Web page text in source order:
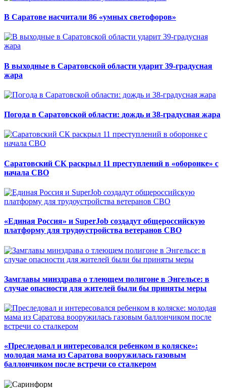
В Саратове насчитали 86 «умных светофоров»
В выходные в Саратовской области ударит 39-градусная
жара
Погода в Саратовской области: дождь и 38-градусная жара
Саратовский СК раскрыл 11 преступлений в «оборонке» с
начала СВО
«Единая Россия» и SuperJob создадут общероссийскую
платформу для трудоустройства ветеранов СВО
Замглавы минздрава о тлеющем полигоне в Энгельсе: в
случае опасности для жителей были бы приняты меры
«Преследовал и интересовался ребенком в коляске»:
молодая мама из Саратова вооружилась газовым
баллончиком после встречи со сталкером